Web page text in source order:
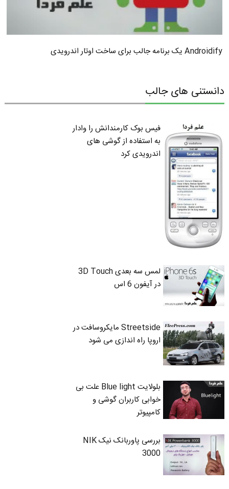
Androidify یک برنامه جالب برای ساخت اوتار اندرویدی
دانستنی های جالب
فیس بوک کارمندانش را وادار
به استفاده از گوشی های
اندرویدی کرد
لمس سه بعدی 3D Touch
در آیفون 6 اس
Streetside مایکروسافت در
اروپا راه اندازی می شود
بلولایت Blue light علت بی
خوابی کاربران گوشی و
کامپیوتر
بررسی پاوربانک نیک NIK
3000